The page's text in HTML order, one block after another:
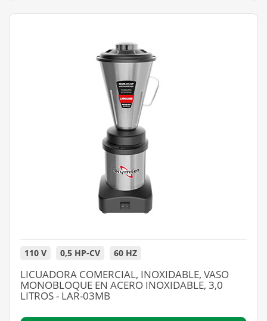
110 V 0,5 HP-CV 60 HZ
LICUADORA COMERCIAL, INOXIDABLE, VASO
MONOBLOQUE EN ACERO INOXIDABLE, 3,0
LITROS - LAR-03MB